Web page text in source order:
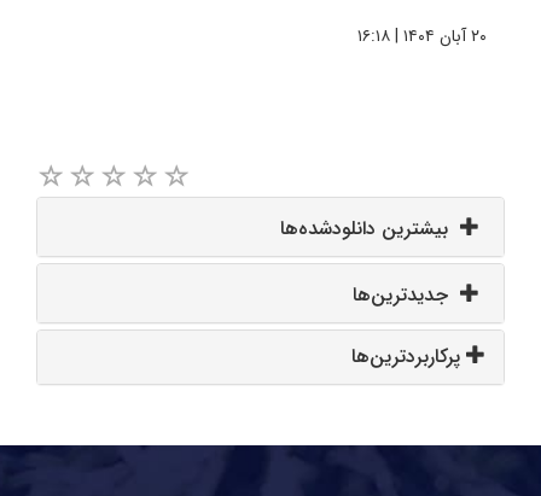
۲۰ آبان ۱۴۰۴ | ۱۶:۱۸
بیشترین دانلودشده‌ها
جدیدترین‌ها
پرکاربردترین‌ها